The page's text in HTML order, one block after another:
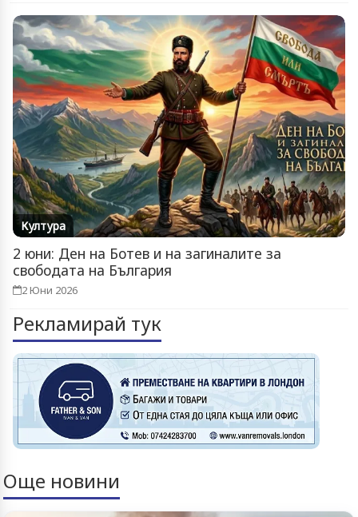
Култура
2 юни: Ден на Ботев и на загиналите за
свободата на България
2 Юни 2026
Рекламирай тук
Още новини